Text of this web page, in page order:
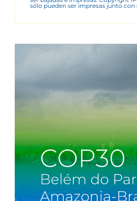
sólo pueden ser impresas junto